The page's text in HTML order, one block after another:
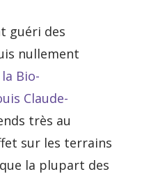
guéri des
nullement
la Bio-
Claude-
très au
sur les terrains
la plupart des